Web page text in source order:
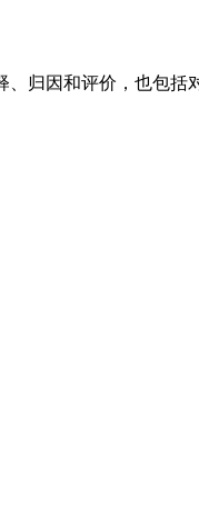
归因和评价，也包